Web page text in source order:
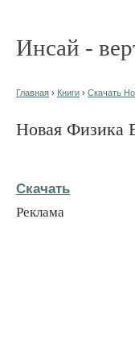
Инсай -
Главная › Книги › Скачать
Новая Физика
Скачать
Реклама